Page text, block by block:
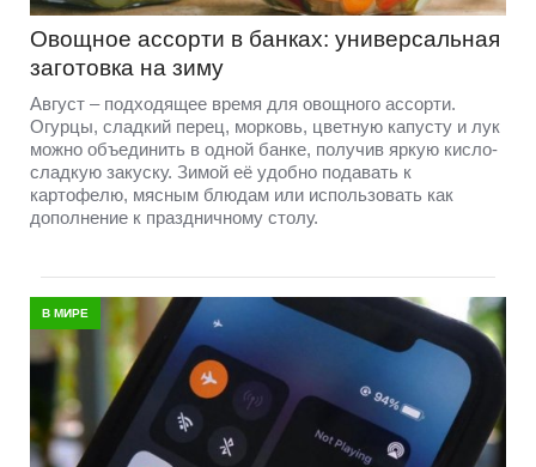
Овощное ассорти в банках: универсальная
заготовка на зиму
Август – подходящее время для овощного ассорти.
Огурцы, сладкий перец, морковь, цветную капусту и лук
можно объединить в одной банке, получив яркую кисло-
сладкую закуску. Зимой её удобно подавать к
картофелю, мясным блюдам или использовать как
дополнение к праздничному столу.
В МИРЕ